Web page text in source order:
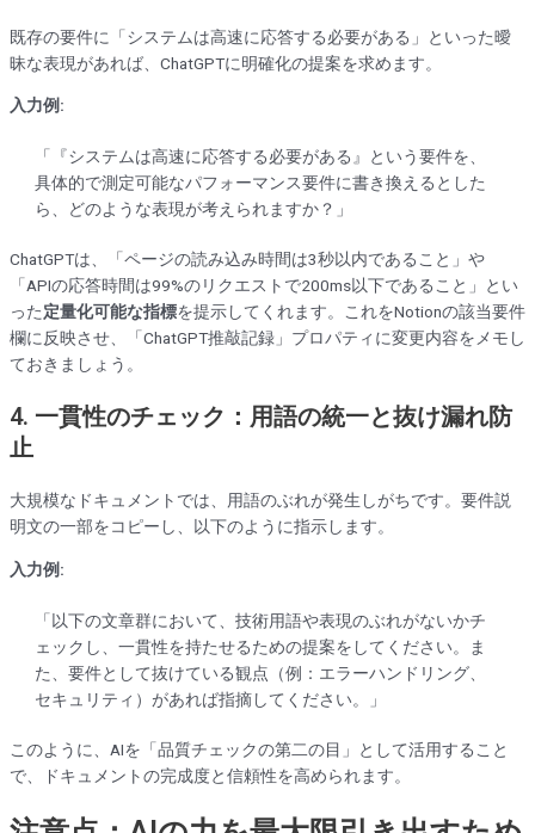
既存の要件に「システムは高速に応答する必要がある」といった曖
昧な表現があれば、ChatGPTに明確化の提案を求めます。
入力例:
「『システムは高速に応答する必要がある』という要件を、
具体的で測定可能なパフォーマンス要件に書き換えるとした
ら、どのような表現が考えられますか？」
ChatGPTは、「ページの読み込み時間は3秒以内であること」や
「APIの応答時間は99%のリクエストで200ms以下であること」とい
った定量化可能な指標を提示してくれます。これをNotionの該当要件
欄に反映させ、「ChatGPT推敲記録」プロパティに変更内容をメモし
ておきましょう。
4. 一貫性のチェック：用語の統一と抜け漏れ防
止
大規模なドキュメントでは、用語のぶれが発生しがちです。要件説
明文の一部をコピーし、以下のように指示します。
入力例:
「以下の文章群において、技術用語や表現のぶれがないかチ
ェックし、一貫性を持たせるための提案をしてください。ま
た、要件として抜けている観点（例：エラーハンドリング、
セキュリティ）があれば指摘してください。」
このように、AIを「品質チェックの第二の目」として活用すること
で、ドキュメントの完成度と信頼性を高められます。